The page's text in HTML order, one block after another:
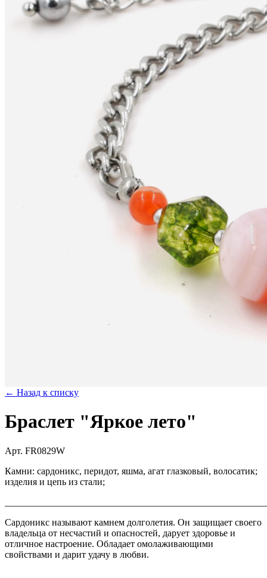
← Назад к списку
Браслет "Яркое лето"
Арт. FR0829W
Камни: сардоникс, перидот, яшма, агат глазковый, волосатик;
изделия и цепь из стали;
Сардоникс называют камнем долголетия. Он защищает своего
владельца от несчастий и опасностей, дарует здоровье и
отличное настроение. Обладает омолаживающими
свойствами и дарит удачу в любви.